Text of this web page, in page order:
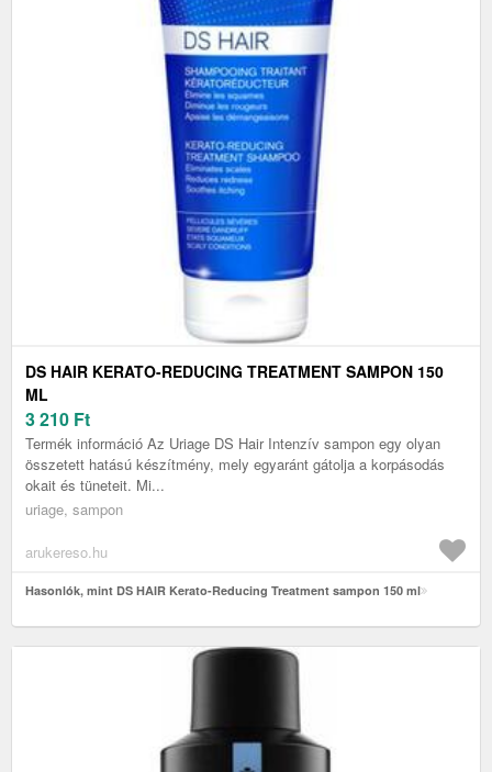
DS HAIR KERATO-REDUCING TREATMENT SAMPON 150
ML
3 210 Ft
Termék információ Az Uriage DS Hair Intenzív sampon egy olyan
összetett hatású készítmény, mely egyaránt gátolja a korpásodás
okait és tüneteit. Mi...
uriage, sampon
arukereso.hu
Hasonlók, mint DS HAIR Kerato-Reducing Treatment sampon 150 ml